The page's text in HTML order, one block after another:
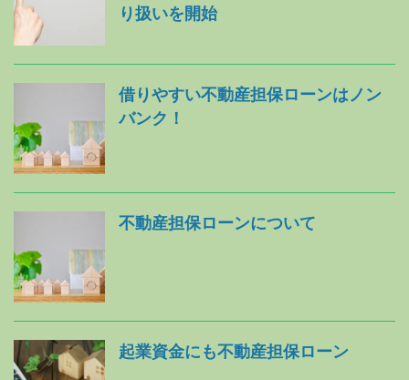
り扱いを開始
借りやすい不動産担保ローンはノン
バンク！
不動産担保ローンについて
起業資金にも不動産担保ローン